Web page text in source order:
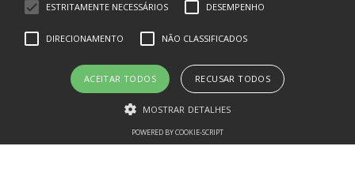
ESTRITAMENTE NECESSÁRIOS DESEMPENHO
DIRECIONAMENTO NÃO CLASSIFICADOS
ACEITAR TODOS RECUSAR TODOS
MOSTRAR DETALHES
POWERED BY COOKIE-SCRIPT